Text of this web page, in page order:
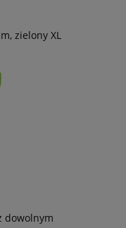
zielony XL
dowolnym